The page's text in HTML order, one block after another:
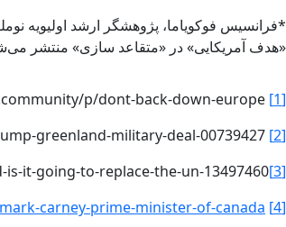
*فرانسیس فوکویاما، پژوهشگر ارشد اولیویه
«هدف آمریکایی» در «متقاعد سازی» منتشر
[1]
[2]
[3]
it-going-to-replace-the-un-13497460
[4]
carney-prime-minister-of-canada/